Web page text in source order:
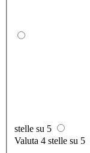
stelle su 5
Valuta 4 stelle su 5